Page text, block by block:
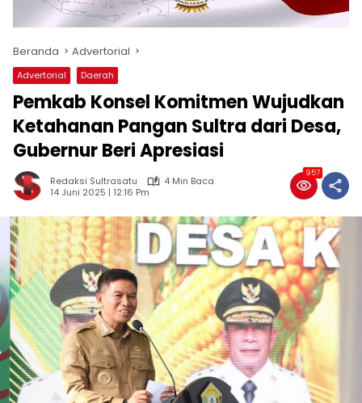
Beranda Advertorial
Advertorial Daerah
Pemkab Konsel Komitmen Wujudkan
Ketahanan Pangan Sultra dari Desa,
Gubernur Beri Apresiasi
Redaksi Sultrasatu
4 Min Baca
14 Juni 2025 | 12:16 Pm
957